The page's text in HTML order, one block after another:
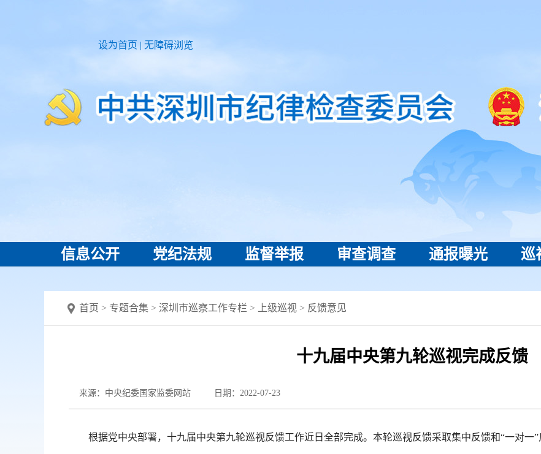
设为首页 | 无障碍浏览
信息公开 党纪法规 监督举报 审查调查 通报曝光 巡
首页 > 专题合集 > 深圳市巡察工作专栏 > 上级巡视 > 反馈意见
十九届中央第九轮巡视完成反馈
来源：中央纪委国家监委网站 日期：2022-07-23
根据党中央部署，十九届中央第九轮巡视反馈工作近日全部完成。本轮巡视反馈采取集中反馈和“一对一”